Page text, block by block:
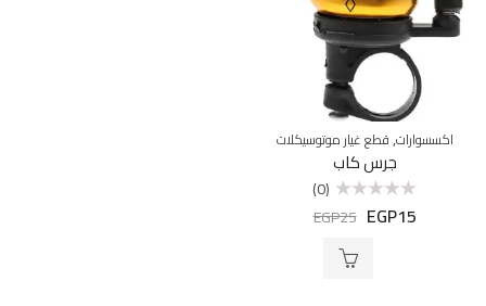
اكسسوارات,قطع غيار موتوسيكلات
جرس كاب
التقييم
(0)
EGP15
EGP25